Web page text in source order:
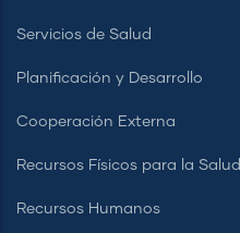
Servicios de Salud
Planificación y Desarrollo
Cooperación Externa
Recursos Físicos para la Salud
Recursos Humanos